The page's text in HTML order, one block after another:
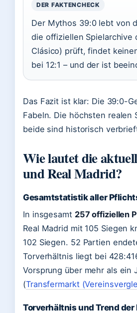
DER FAKTENCHECK
Der Mythos 39:0 lebt von
die offiziellen Spielarchive
Clásico) prüft, findet
bei 12:1 – und der ist
Das Fazit ist klar: Die 39:0-
Fabeln. Die höchsten realen
beide sind historisch
Wie lautet die
und Real Madrid?
Gesamtstatistik aller
In insgesamt 257 offiziellen
Real Madrid mit 105 Siegen
102 Siegen. 52 Partien
Torverhältnis liegt bei
Vorsprung über mehr als ein
(Transfermarkt
Torverhältnis und Trend der